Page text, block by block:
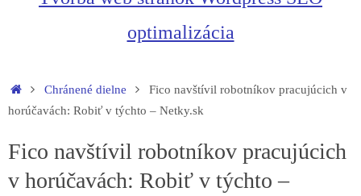
optimalizácia
HomeChránené dielne
Fico navštívil robotníkov pracujúcich v
horúčavách: Robiť v týchto – Netky.sk
Fico navštívil robotníkov pracujúcich
v horúčavách: Robiť v týchto –